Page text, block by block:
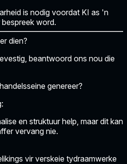
is nodig voordat KI as 'n
word.
dien?
beantwoord ons nou die
genereer?
en struktuur help, maar dit kan
vervang nie.
vir verskeie tydraamwerke